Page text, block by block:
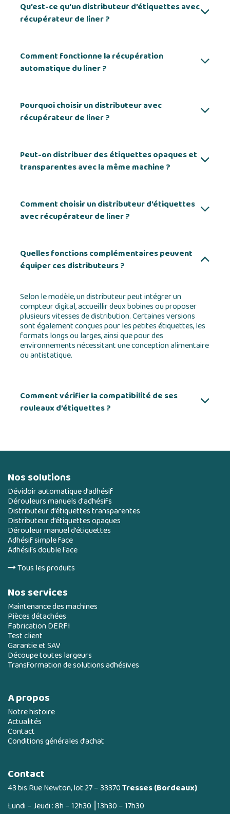
Qu’est-ce qu’un distributeur d’étiquettes avec
récupérateur de liner ?
Comment fonctionne la récupération
automatique du liner ?
Pourquoi choisir un distributeur avec
récupérateur de liner ?
Peut-on distribuer des étiquettes opaques et
transparentes avec la même machine ?
Comment choisir un distributeur d’étiquettes
avec récupérateur de liner ?
Quelles fonctions complémentaires peuvent
équiper ces distributeurs ?
Selon le modèle, un distributeur peut intégrer un
compteur digital, accueillir deux bobines ou proposer
plusieurs vitesses de distribution. Certaines versions
sont également conçues pour les petites étiquettes, les
formats longs ou larges, ainsi que pour des
environnements nécessitant une conception alimentaire
ou antistatique.
Comment vérifier la compatibilité de ses
rouleaux d’étiquettes ?
Nos solutions
Dévidoir automatique d’adhésif
Dérouleurs manuels d'adhésifs
Distributeur d’étiquettes transparentes
Distributeur d’étiquettes opaques
Dérouleur manuel d’étiquettes
Adhésif simple face
Adhésifs double face
Tous les produits
Nos services
Maintenance des machines
Pièces détachées
Fabrication DERFI
Test client
Garantie et SAV
Découpe toutes largeurs
Transformation de solutions adhésives
A propos
Notre histoire
Actualités
Contact
Conditions générales d’achat
Contact
43 bis Rue Newton, lot 27 – 33370Tresses (Bordeaux)
Lundi – Jeudi : 8h – 12h30 ⎮13h30 – 17h30